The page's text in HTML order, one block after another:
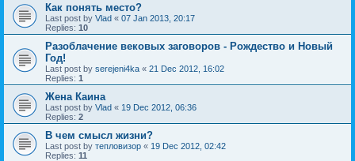
Как понять место?
Last post by Vlad « 07 Jan 2013, 20:17
Replies: 10
Разоблачение вековых заговоров - Рождество и Новый
Год!
Last post by serejeni4ka « 21 Dec 2012, 16:02
Replies: 1
Жена Каина
Last post by Vlad « 19 Dec 2012, 06:36
Replies: 2
В чем смысл жизни?
Last post by тепловизор « 19 Dec 2012, 02:42
Replies: 11